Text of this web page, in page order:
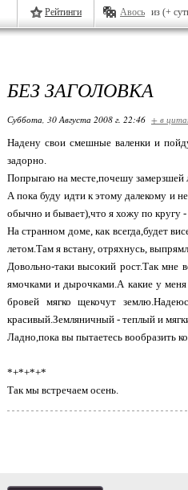
Рейтинги Авось из (+
БЕЗ ЗАГОЛОВКА
Суббота, 30 Августа 2008 г. 22:46 + в
Надену свои смешные валенки и
задорно.
Попрыгаю на месте,почешу замерзшей
А пока буду идти к этому далекому и
обычно и бывает),что я хожу по кругу
На странном доме, как всегда,будет
летом.Там я встану, отряхнусь,
Довольно-таки высокий рост.Так мне
ямочками и дырочками.А какие у
бровей мягко щекочут
красивый.Земляничный - теплый и
Ладно,пока вы пытаетесь вообразить
*+*+*+*
Так мы встречаем осень.